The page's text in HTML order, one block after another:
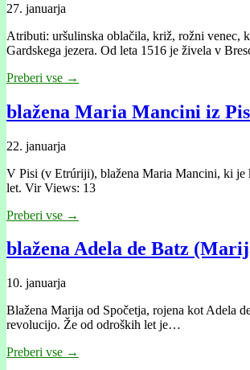
27. januarja
Atributi: uršulinska oblačila, križ, rožni venec,
Gardskega jezera. Od leta 1516 je živela v
Preberi vse →
blažena Maria Mancini iz
22. januarja
V Pisi (v Etrúriji), blažena Maria Mancini, ki je
let. Vir Views: 13
Preberi vse →
blažena Adela de Batz
10. januarja
Blažena Marija od Spočetja, rojena kot Adela
revolucijo. Že od odroških let je…
Preberi vse →